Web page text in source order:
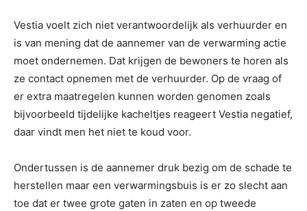
Vestia voelt zich niet verantwoordelijk als verhuurder en
is van mening dat de aannemer van de verwarming actie
moet ondernemen. Dat krijgen de bewoners te horen als
ze contact opnemen met de verhuurder. Op de vraag of
er extra maatregelen kunnen worden genomen zoals
bijvoorbeeld tijdelijke kacheltjes reageert Vestia negatief,
daar vindt men het niet te koud voor.
Ondertussen is de aannemer druk bezig om de schade te
herstellen maar een verwarmingsbuis is er zo slecht aan
toe dat er twee grote gaten in zaten en op tweede